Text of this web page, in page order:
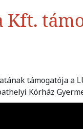
Kft.
támogatója a
Kórház